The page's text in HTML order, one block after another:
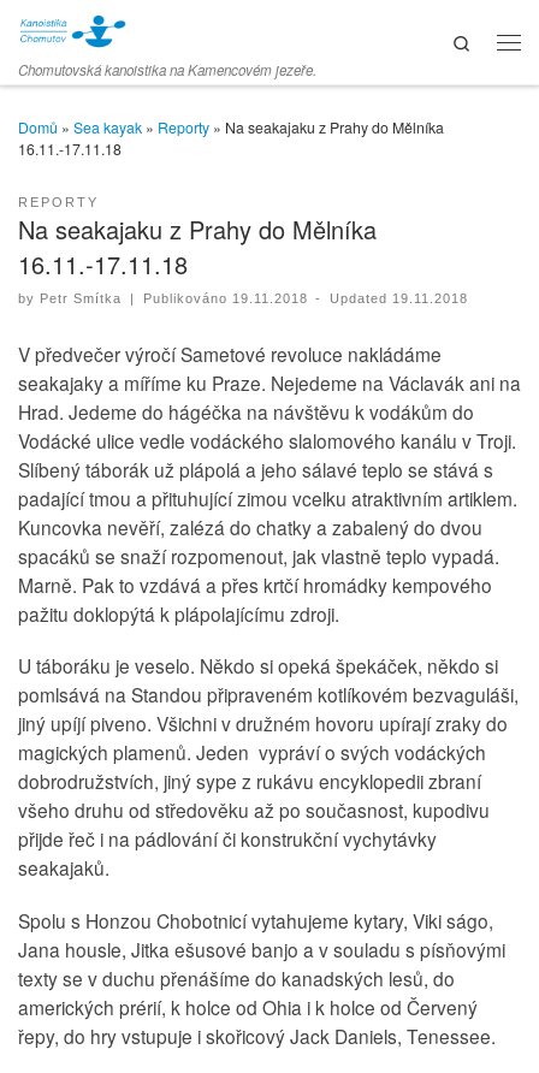
Skip to content
Chomutovská kanoistika na Kamencovém jezeře.
Search
Domů » Sea kayak » Reporty » Na seakajaku z Prahy do Mělníka
16.11.-17.11.18
REPORTY
Na seakajaku z Prahy do Mělníka
16.11.-17.11.18
by Petr Smítka | Publikováno 19.11.2018 - Updated 19.11.2018
V předvečer výročí Sametové revoluce nakládáme
seakajaky a míříme ku Praze. Nejedeme na Václavák ani na
Hrad. Jedeme do hágéčka na návštěvu k vodákům do
Vodácké ulice vedle vodáckého slalomového kanálu v Troji.
Slíbený táborák už plápolá a jeho sálavé teplo se stává s
padající tmou a přituhující zimou vcelku atraktivním artiklem.
Kuncovka nevěří, zalézá do chatky a zabalený do dvou
spacáků se snaží rozpomenout, jak vlastně teplo vypadá.
Marně. Pak to vzdává a přes krtčí hromádky kempového
pažitu doklopýtá k plápolajícímu zdroji.
U táboráku je veselo. Někdo si opeká špekáček, někdo si
pomlsává na Standou připraveném kotlíkovém bezvaguláši,
jiný upíjí piveno. Všichni v družném hovoru upírají zraky do
magických plamenů. Jeden vypráví o svých vodáckých
dobrodružstvích, jiný sype z rukávu encyklopedii zbraní
všeho druhu od středověku až po současnost, kupodivu
přijde řeč i na pádlování či konstrukční vychytávky
seakajaků.
Spolu s Honzou Chobotnicí vytahujeme kytary, Viki ságo,
Jana housle, Jitka ešusové banjo a v souladu s písňovými
texty se v duchu přenášíme do kanadských lesů, do
amerických prérií, k holce od Ohia i k holce od Červený
řepy, do hry vstupuje i skořicový Jack Daniels, Tenessee.